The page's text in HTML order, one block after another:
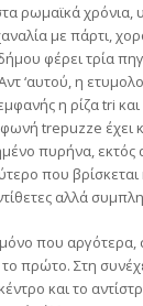
ρωμαϊκά
με πάρτι,
φέρει τρία
‘αυτού, η
η ρίζα tri και
trepuzze
πυρήνα, εκτός
που
αλλά
που
πρώτο. Στη
και το